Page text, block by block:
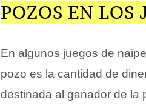
POZOS EN LOS
En algunos juegos de
pozo es la cantidad de
destinada al ganador de la